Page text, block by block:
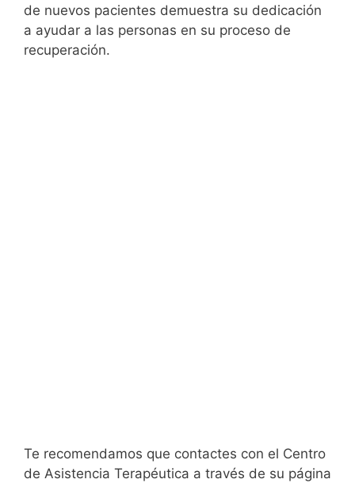
de nuevos pacientes demuestra su dedicación
a ayudar a las personas en su proceso de
recuperación.
Te recomendamos que contactes con el Centro
de Asistencia Terapéutica a través de su página